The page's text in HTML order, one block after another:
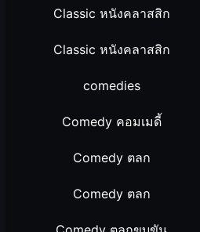
Classic หนังคลาสสิก
Classic หนังคลาสสิก
comedies
Comedy คอมเมดี้
Comedy ตลก
Comedy ตลก